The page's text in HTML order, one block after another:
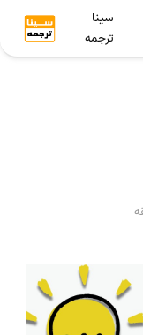
سینا
ترجمه